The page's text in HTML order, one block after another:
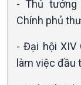
Bước chân đến
- Thủ tướng
Chính phủ
- Đại hội XIV
làm việc đầu